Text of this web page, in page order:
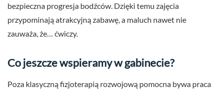
bezpieczna progresja bodźców. Dzięki temu zajęcia
przypominają atrakcyjną zabawę, a maluch nawet nie
zauważa, że… ćwiczy.
Co jeszcze wspieramy w gabinecie?
Poza klasyczną fizjoterapią rozwojową pomocna bywa praca